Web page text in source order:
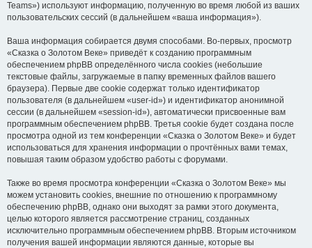
Teams») используют информацию, полученную во время любой из ваших
пользовательских сессий (в дальнейшем «ваша информация»).
Ваша информация собирается двумя способами. Во-первых, просмотр
«Сказка о Золотом Веке» приведёт к созданию программным
обеспечением phpBB определённого числа cookies (небольшие
текстовые файлы, загружаемые в папку временных файлов вашего
браузера). Первые две cookie содержат только идентификатор
пользователя (в дальнейшем «user-id») и идентификатор анонимной
сессии (в дальнейшем «session-id»), автоматически присвоенные вам
программным обеспечением phpBB. Третья cookie будет создана после
просмотра одной из тем конференции «Сказка о Золотом Веке» и будет
использоваться для хранения информации о прочтённых вами темах,
повышая таким образом удобство работы с форумами.
Также во время просмотра конференции «Сказка о Золотом Веке» мы
можем установить cookies, внешние по отношению к программному
обеспечению phpBB, однако они выходят за рамки этого документа,
целью которого является рассмотрение страниц, созданных
исключительно программным обеспечением phpBB. Вторым источником
получения вашей информации являются данные, которые вы